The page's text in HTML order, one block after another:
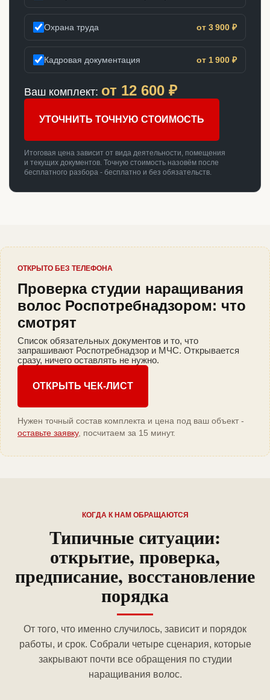
Охрана труда от 3 900 ₽
Кадровая документация от 1 900 ₽
Ваш комплект: от 12 600 ₽
УТОЧНИТЬ ТОЧНУЮ СТОИМОСТЬ
Итоговая цена зависит от вида деятельности, помещения
и текущих документов. Точную стоимость назовём после
бесплатного разбора - бесплатно и без обязательств.
ОТКРЫТО БЕЗ ТЕЛЕФОНА
Проверка студии наращивания
волос Роспотребнадзором: что
смотрят
Список обязательных документов и то, что
запрашивают Роспотребнадзор и МЧС. Открывается
сразу, ничего оставлять не нужно.
ОТКРЫТЬ ЧЕК-ЛИСТ
Нужен точный состав комплекта и цена под ваш объект -
оставьте заявку, посчитаем за 15 минут.
КОГДА К НАМ ОБРАЩАЮТСЯ
Типичные ситуации:
открытие, проверка,
предписание, восстановление
порядка
От того, что именно случилось, зависит и порядок
работы, и срок. Собрали четыре сценария, которые
закрывают почти все обращения по студии
наращивания волос.